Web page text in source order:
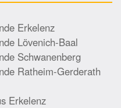
Erkelenz
Lövenich-Baal
Schwanenberg
Ratheim-Gerderath
Erkelenz